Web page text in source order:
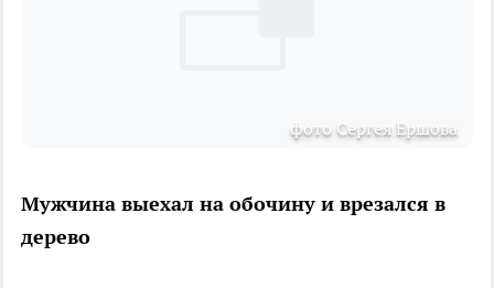
фото Сергея Ершова
Мужчина выехал на обочину и врезался в
дерево